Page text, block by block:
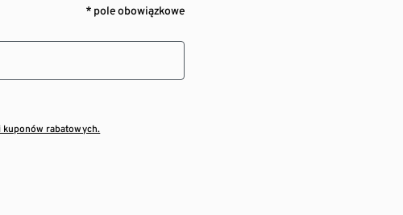
* pole obowiązkowe
kuponów rabatowych.